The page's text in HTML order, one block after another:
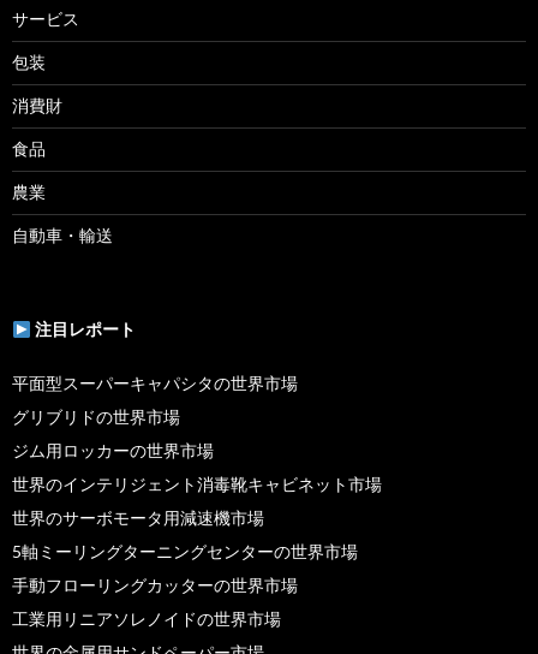
サービス
包装
消費財
食品
農業
自動車・輸送
注目レポート
平面型スーパーキャパシタの世界市場
グリブリドの世界市場
ジム用ロッカーの世界市場
世界のインテリジェント消毒靴キャビネット市場
世界のサーボモータ用減速機市場
5軸ミーリングターニングセンターの世界市場
手動フローリングカッターの世界市場
工業用リニアソレノイドの世界市場